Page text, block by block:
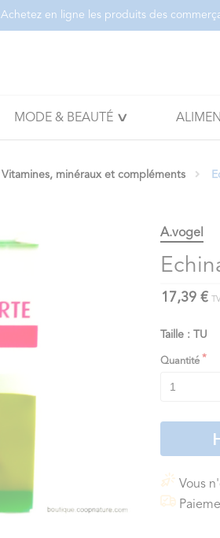
Achetez en ligne les produits des
MODE & BEAUTÉ
Vitamines, minéraux et compléments
A.vogel
17,39 €
Taille : TU
Quantité
Vous